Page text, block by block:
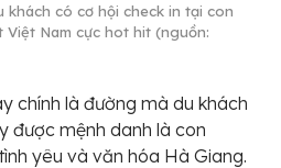
khách có cơ hội check in tại con
Việt Nam cực hot hit (nguồn:
chính là đường mà du khách
được mệnh danh là con
yêu và văn hóa Hà Giang.